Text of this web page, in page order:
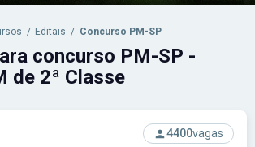
/ Editais / Concurso PM-SP
4400vagas
concurso PM-SP -
de 2ª Classe